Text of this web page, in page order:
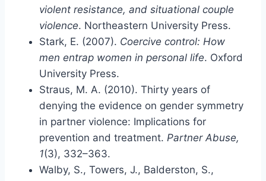
violent resistance, and situational couple
violence. Northeastern University Press.
Stark, E. (2007). Coercive control: How
men entrap women in personal life. Oxford
University Press.
Straus, M. A. (2010). Thirty years of
denying the evidence on gender symmetry
in partner violence: Implications for
prevention and treatment. Partner Abuse,
1(3), 332–363.
Walby, S., Towers, J., Balderston, S.,